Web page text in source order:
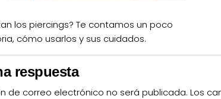
los piercings? Te contamos un poco
cómo usarlos y sus cuidados.
respuesta
de correo electrónico no será publicada. Los